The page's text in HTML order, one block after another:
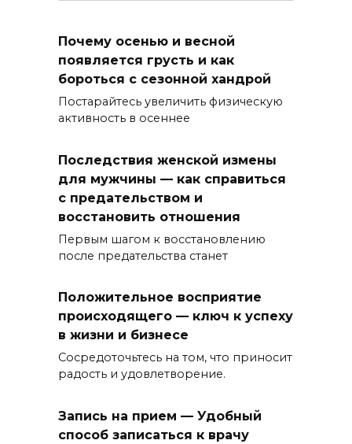
Почему осенью и весной
появляется грусть и как
бороться с сезонной хандрой
Постарайтесь увеличить физическую
активность в осеннее
Последствия женской измены
для мужчины — как справиться
с предательством и
восстановить отношения
Первым шагом к восстановлению
после предательства станет
Положительное восприятие
происходящего — ключ к успеху
в жизни и бизнесе
Сосредоточьтесь на том, что приносит
радость и удовлетворение.
Запись на прием — Удобный
способ записаться к врачу